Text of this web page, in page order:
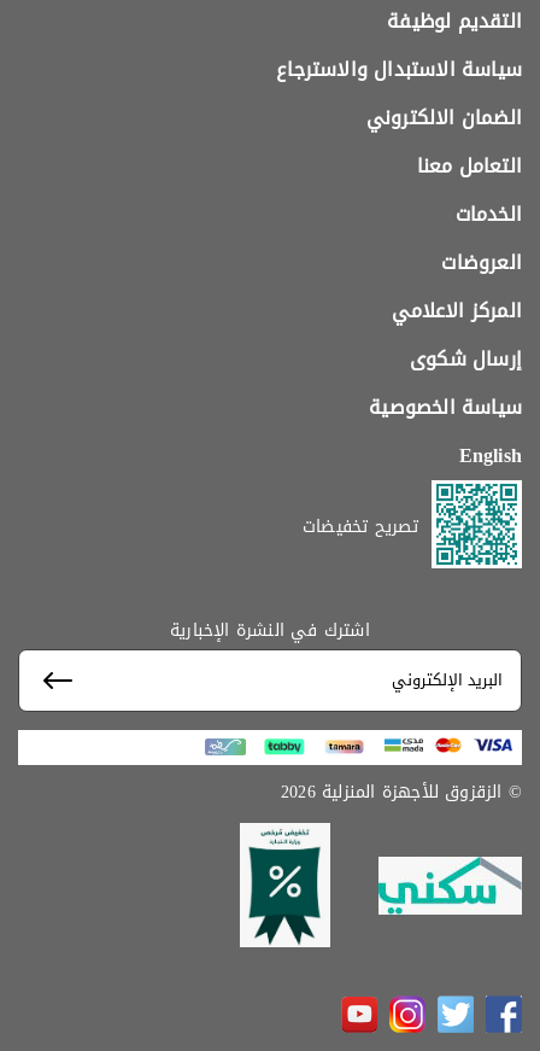
التقديم لوظيفة
سياسة الاستبدال والاسترجاع
الضمان الالكتروني
التعامل معنا
الخدمات
العروضات
المركز الاعلامي
إرسال شكوى
سياسة الخصوصية
English
تصريح تخفيضات
اشترك في النشرة الإخبارية
© الزقزوق للأجهزة المنزلية 2026